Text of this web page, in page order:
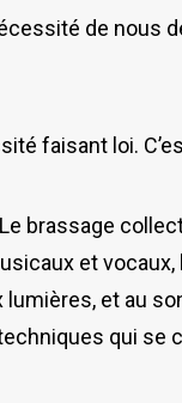
de nous
faisant loi.
brassage
et vocaux,
et au
qui se